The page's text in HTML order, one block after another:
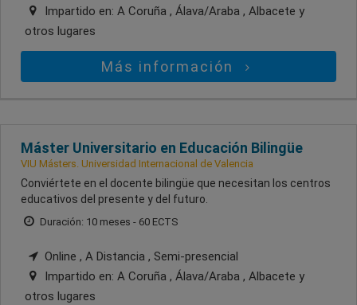
Impartido en: A Coruña , Álava/Araba , Albacete y
otros lugares
Más información
Máster Universitario en Educación Bilingüe
VIU Másters. Universidad Internacional de Valencia
Conviértete en el docente bilingüe que necesitan los centros
educativos del presente y del futuro.
Duración: 10 meses - 60 ECTS
Online , A Distancia , Semi-presencial
Impartido en: A Coruña , Álava/Araba , Albacete y
otros lugares